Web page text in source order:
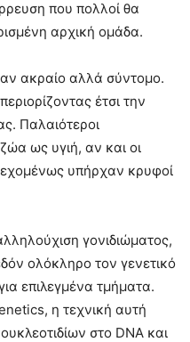
που πολλοί θα
αρχική ομάδα.
ακραίο αλλά σύντομο.
έτσι την
Παλαιότεροι
ως υγιή, αν και οι
υπήρχαν κρυφοί
γονιδιώματος,
ολόκληρο τον γενετικό
επιλεγμένα τμήματα.
η τεχνική αυτή
στο DNA και